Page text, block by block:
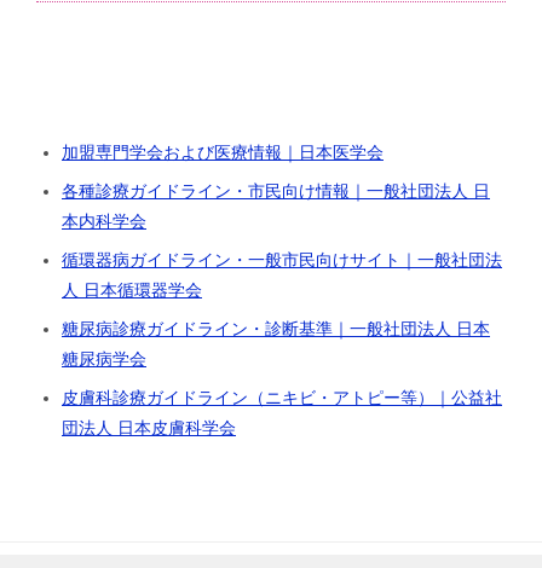
加盟専門学会および医療情報｜日本医学会
各種診療ガイドライン・市民向け情報｜一般社団法人 日
本内科学会
循環器病ガイドライン・一般市民向けサイト｜一般社団法
人 日本循環器学会
糖尿病診療ガイドライン・診断基準｜一般社団法人 日本
糖尿病学会
皮膚科診療ガイドライン（ニキビ・アトピー等）｜公益社
団法人 日本皮膚科学会